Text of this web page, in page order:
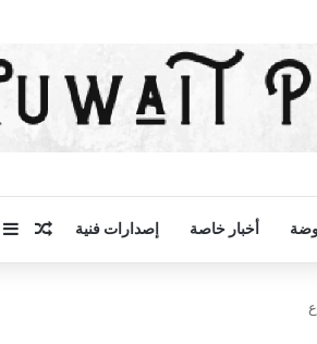
أخبار خاصة إصدارات فنية